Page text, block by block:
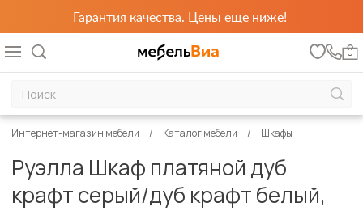
Гарантия качества. Цены еще ниже!
0
Интернет-магазин мебели Каталог мебели Шкафы
Руэлла Шкаф платяной дуб
крафт серый/дуб крафт белый,